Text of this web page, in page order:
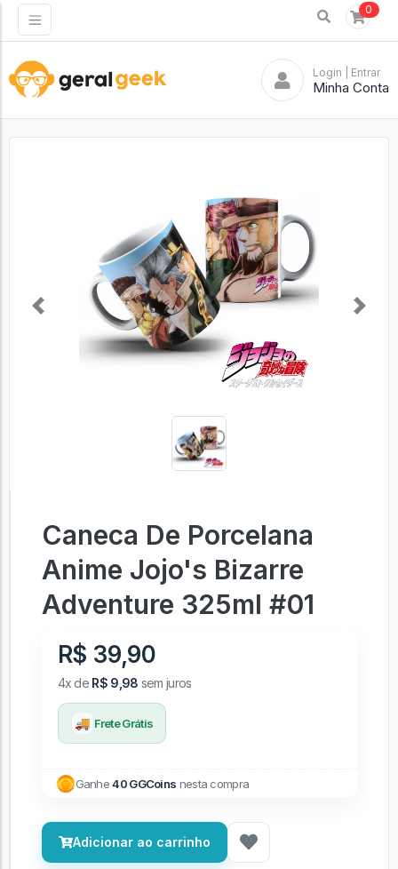
0
Login | Entrar
Minha Conta
Previous Next
Caneca De Porcelana
Anime Jojo's Bizarre
Adventure 325ml #01
R$ 39,90
4x de R$ 9,98 sem juros
🚚 Frete Grátis
Ganhe40 GGCoins nesta compra
Adicionar ao carrinho